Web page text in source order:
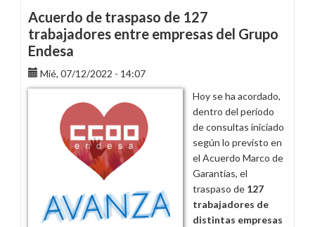
gestión
del
Pool
de
Control
Acuerdo de traspaso de 127
trabajadores entre empresas del Grupo
Endesa
Mié, 07/12/2022 - 14:07
Hoy se ha acordado,
dentro del período
de consultas iniciado
según lo previsto en
el Acuerdo Marco de
Garantías, el
traspaso de 127
trabajadores de
distintas empresas